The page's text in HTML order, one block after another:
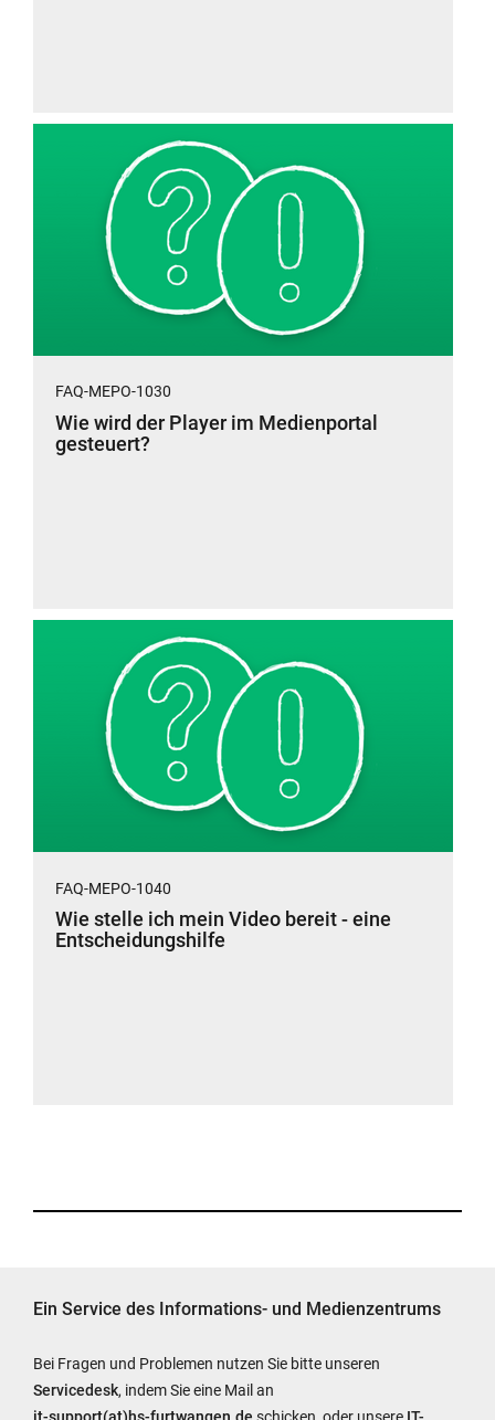
FAQ-MEPO-1030
Wie wird der Player im Medienportal
gesteuert?
FAQ-MEPO-1040
Wie stelle ich mein Video bereit - eine
Entscheidungshilfe
Ein Service des Informations- und Medienzentrums
Bei Fragen und Problemen nutzen Sie bitte unseren
Servicedesk, indem Sie eine Mail an